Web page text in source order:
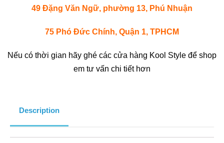
49 Đặng Văn Ngữ, phường 13, Phú Nhuận
75 Phó Đức Chính, Quận 1, TPHCM
Nếu có thời gian hãy ghé các cửa hàng Kool Style để shop
em tư vấn chi tiết hơn
Description